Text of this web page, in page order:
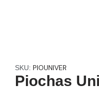
SKU: PIOUNIVER
Piochas